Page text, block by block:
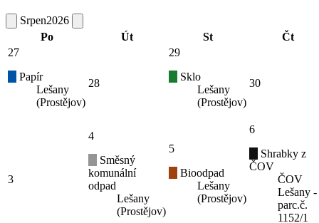
Srpen2026
Po
Út St
Čt
27
Papír
Lešany
(Prostějov)
28
29
Sklo
Lešany
(Prostějov)
30
3
4
Směsný
komunální
odpad
Lešany
(Prostějov)
5
Bioodpad
Lešany
(Prostějov)
6
Shrabky z
ČOV
ČOV
Lešany -
parc.č.
1152/1